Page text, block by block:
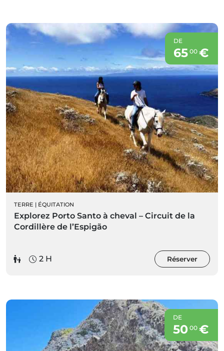
DE
65 00€
TERRE | ÉQUITATION
Explorez Porto Santo à cheval – Circuit de la
Cordillère de l’Espigão
2 H Réserver
DE
50 00€